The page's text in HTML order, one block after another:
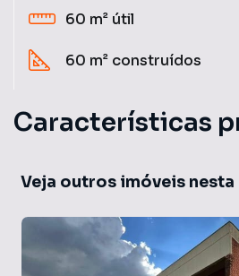
60 m² útil
60 m² construídos
Características
Sala de estar
Veja outros imóveis